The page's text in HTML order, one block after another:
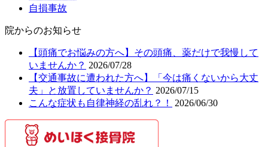
自損事故
院からのお知らせ
【頭痛でお悩みの方へ】その頭痛、薬だけで我慢して
いませんか？ 2026/07/28
【交通事故に遭われた方へ】「今は痛くないから大丈
夫」と放置していませんか？ 2026/07/15
こんな症状も自律神経の乱れ？！
2026/06/30